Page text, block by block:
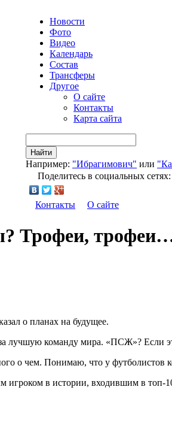
Новости
Фото
Видео
Календарь
Состав
Трансферы
Другое
О сайте
Контакты
Карта сайта
Найти
Например: "Ибрагимович" или
Поделитесь в социальных сетях:
Контакты О сайте
Трофеи,
о планах на будущее.
лучшую команду мира. «ПСЖ»? Если
о чем. Понимаю, что у футболистов
в истории, входившим в топ-